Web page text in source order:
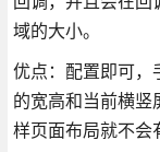
域的大小。
优点：配置即可，
的宽高和当前横竖
样页面布局就不会